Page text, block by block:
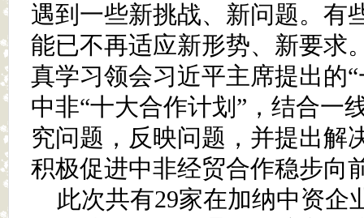
遇到一些新挑战、新问题。有
能已不再适应新形势、新要求
真学习领会习近平主席提出的
中非“十大合作计划”，结合一
究问题，反映问题，并提出解
积极促进中非经贸合作稳步向
此次共有29家在加纳中资企